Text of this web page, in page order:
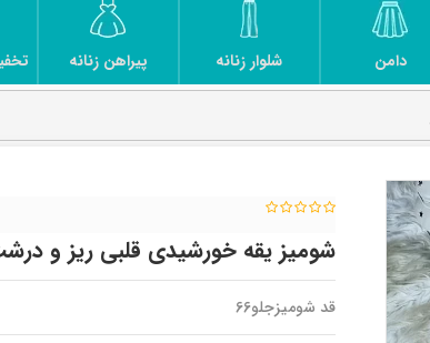
دامن شلوار زنانه پیراهن زنانه
شومیز یقه خورشیدی قلبی ریز و
قد شومیزجلو66